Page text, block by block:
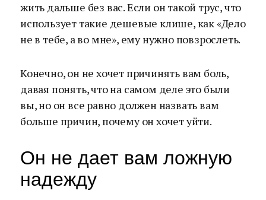
жить дальше без вас. Если он такой трус, что
использует такие дешевые клише, как «Дело
не в тебе, а во мне», ему нужно повзрослеть.
Конечно, он не хочет причинять вам боль,
давая понять, что на самом деле это были
вы, но он все равно должен назвать вам
больше причин, почему он хочет уйти.
Он не дает вам ложную
надежду